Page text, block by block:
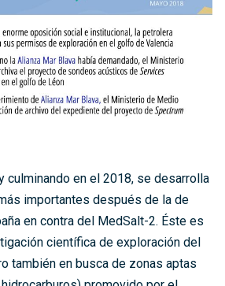
culminando en el 2018, se desarrolla
importantes después de la de
en contra del MedSalt-2. Éste es
científica de exploración del
también en busca de zonas aptas